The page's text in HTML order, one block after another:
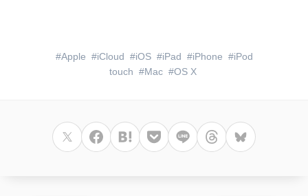
Apple iCloud iOS iPad iPhone
iPod
touch
Mac OS X